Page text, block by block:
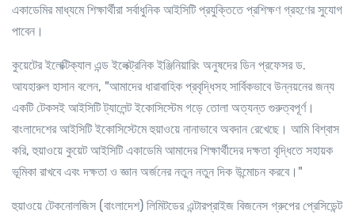
একাডেমির মাধ্যমে শিক্ষার্থীরা সর্বাধুনিক আইসিটি প্রযুক্তিতে প্রশিক্ষণ গ্রহণের সুযোগ
পাবেন।
কুয়েটের ইলেক্টিক্যাল এন্ড ইলেক্ট্রনিক ইঞ্জিনিয়ারিং অনুষদের ডিন প্রফেসর ড.
আযহারুল হাসান বলেন, "আমাদের ধারাবাহিক প্রবৃদ্ধিসহ সার্বিকভাবে উন্নয়নের জন্য
একটি টেকসই আইসিটি ট্যালেন্ট ইকোসিস্টেম গড়ে তোলা অত্যন্ত গুরুত্বপূর্ণ।
বাংলাদেশের আইসিটি ইকোসিস্টেমে হুয়াওয়ে নানাভাবে অবদান রেখেছে। আমি বিশ্বাস
করি, হুয়াওয়ে কুয়েট আইসিটি একাডেমি আমাদের শিক্ষার্থীদের দক্ষতা বৃদ্ধিতে সহায়ক
ভূমিকা রাখবে এবং দক্ষতা ও জ্ঞান অর্জনের নতুন নতুন দিক উন্মোচন করবে।"
হুয়াওয়ে টেকনোলজিস (বাংলাদেশ) লিমিটডের এন্টারপ্রাইজ বিজনেস গ্রুপের প্রেসিডেন্ট